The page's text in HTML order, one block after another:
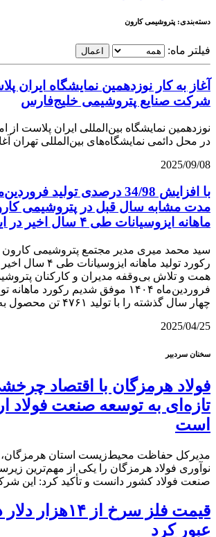
دسته‌بندی: پتروشیمی کارون
فیلتر ماه: اعمال
آغاز به کار نوزدهمین نمایشگاه ایران
شرکت صنایع پتروشیمی خلیج‌فارس
در محل دائمی نمایشگاه‌های بین‌المللی تهران
2025/09/08
با افزایش 34/98 درصدی تولید
مدت مشابه سال قبل در پتروشیمی
ماهانه ایزوسیانات طی ۴ سال اخیر در ایران شکسته شد
سید محمد میری مدیر مجتمع پتروشیمی کارون
رکورد تولید ماهانه
همت و تلاش بی‌وقفه مدیران و کارکنان
فروردین‌ماه ۱۴۰۴ موفق شدیم رکورد
چهار سال گذشته را با تولید ۴۷۶۱ تن محصول به ثبت برسانیم.
2025/04/25
سخنان سردبیر
فولاد هرمزگان با اقتصاد
تازه‌ای به توسعه صنعت فولاد
است
مدیرکل حفاظت محیط‌زیست استان هرمزگان،
نوآوری فولاد هرمزگان را یکی از مهم‌ترین
صنعت فولاد کشور دانست و تأکید کرد: این
قیمت فلز سرخ از
عبور کرد